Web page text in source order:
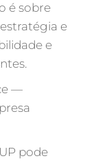
é sobre
e
e
—
pode